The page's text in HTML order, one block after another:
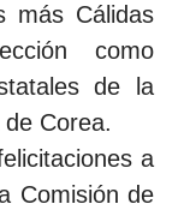
más Cálidas
como
de la
Corea.
a
Comisión de